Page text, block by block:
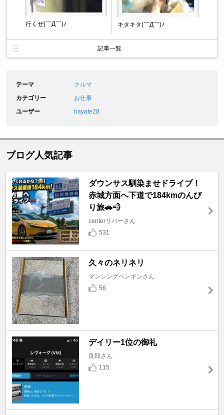
行くぜ(￣Д￣)ﾉ キタキタ(￣Д￣)ﾉ
記事一覧
テーマ
クルマ
カテゴリー
お仕事
ユーザー
hayate28
ブログ人気記事
ダウンサス馴染ませドライブ！
赤城方面へ下道で184kmのんび
り旅🚗💨
centerリバーさん
531
久々のネリネリ
マンシングペンギンさん
56
デイリー1位の御礼
良郎さん
115